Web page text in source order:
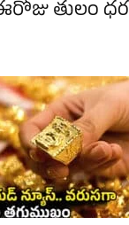
తులం ధర